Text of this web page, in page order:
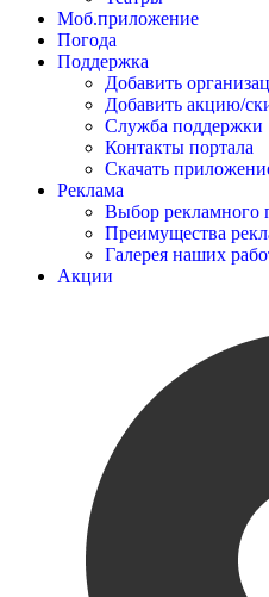
Моб.приложение
Погода
Поддержка
Добавить
Добавить акцию/
Служба поддержки
Контакты портала
Скачать
Реклама
Выбор рекламного
Преимущества
Галерея наших
Акции